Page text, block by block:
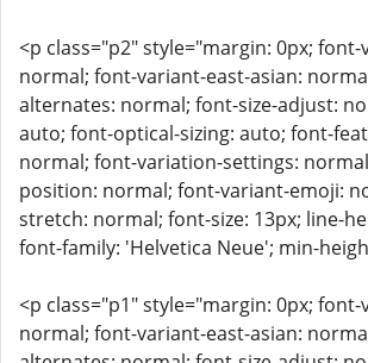
<p class="p2" style="margin: 0px;
normal; font-variant-east-asian:
alternates: normal; font-size-adjust:
auto; font-optical-sizing: auto; font-
normal; font-variation-settings:
position: normal; font-variant-emoji:
stretch: normal; font-size: 13px; line-
font-family: 'Helvetica Neue'; min-
<p class="p1" style="margin: 0px;
normal; font-variant-east-asian: